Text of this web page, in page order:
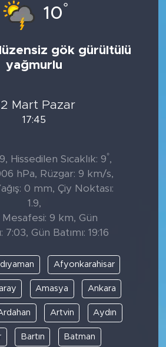
10°
gök gürültülü
yağmurlu
Mart Pazar
17:45
Hissedilen Sıcaklık: 9°,
hPa, Rüzgar: 9 km/s,
0 mm, Çiy Noktası:
1.9,
Mesafesi: 9 km, Gün
7:03, Gün Batımı: 19:16
Afyonkarahisar
Amasya Ankara
Artvin Aydın
Bartın Batman